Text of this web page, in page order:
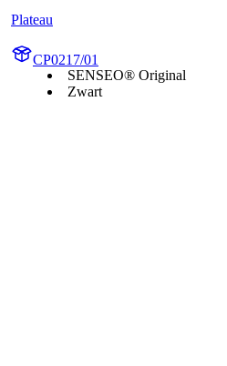
Plateau
CP0217/01
SENSEO® Original
Zwart